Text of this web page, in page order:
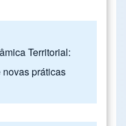
Territorial:
práticas